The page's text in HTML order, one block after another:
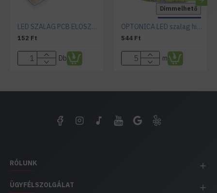
LED SZALAG PCB ELOSZTÓ ELEM, "T" IRÁNYÚ, 5050 SZALAGOKHOZ
152 Ft
Db
IP20 Beltéri
Dimmelhető
OPTONICA LED szalag hideg fehér 5050/60 12V 14,4W 1000lm 6000K beltéri
544 Ft
m
RÓLUNK
ÜGYFÉLSZOLGÁLAT